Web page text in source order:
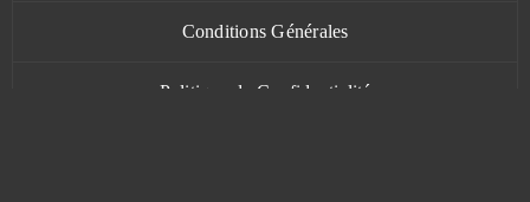
Conditions Générales
Politique de Confidentialité